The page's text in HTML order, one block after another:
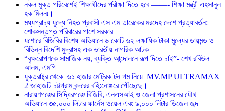
নকল মুক্ত পরিবেশেই শিক্ষার্থীদের পরীক্ষা দিতে হবে ——- শিক্ষা মন্ত্রী এহসানুল
হক মিলন৷।
মধ্যপ্রাচ্য যুদ্ধে নিহত প্রবাসী এস এম তারেকের মরদেহ দেশে প্রত্যাবর্তন:
শোকসন্তপ্ত পরিবারের পাশে সরকার
যশোরে বিজিবির বিশেষ অভিযানে ৬ কোটি ৬২ লক্ষাধিক টাকা মূল্যের ডায়মন্ড ও
বিভিন্ন বিদেশি মুদ্রাসহ এক ভারতীয় নাগরিক আটক
“বৃক্ষরোপণকে সামাজিক নয়, ব্যক্তি আন্দোলনে রূপ দিতে চাই”- শেখ রবিউল
আলম, এমপি
যুক্তরাষ্ট্র থেকে ৬১ হাজার মেট্রিক টন গম নিয়ে MV.MP ULTRAMAX
2 জাহাজটি চট্টগ্রাম বন্দরের বহি:নোঙরে পৌঁছেছে।
নারায়ণগঞ্জের সিদ্ধিরগঞ্জে বিজিবি, এনএসআই ও জেলা প্রশাসনের যৌথ
অভিযানে ৩৫,০০০ লিটার ফার্নেস ওয়েল এবং ৯,০০০ লিটার ডিজেল জব্দ